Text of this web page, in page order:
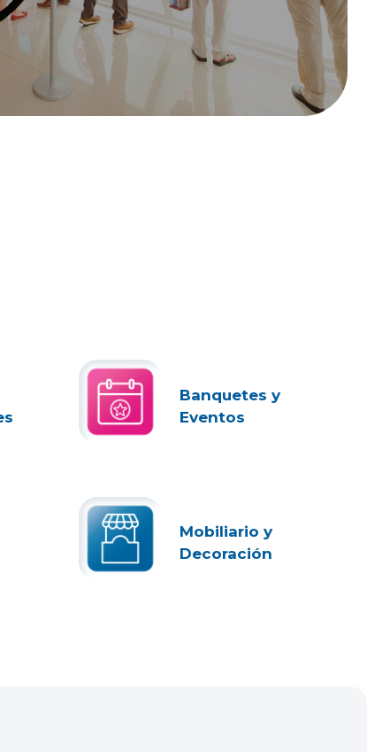
Banquetes y
Eventos
Mobiliario y
Decoración